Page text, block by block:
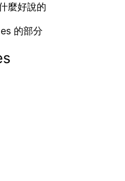
麼好說的
的部分